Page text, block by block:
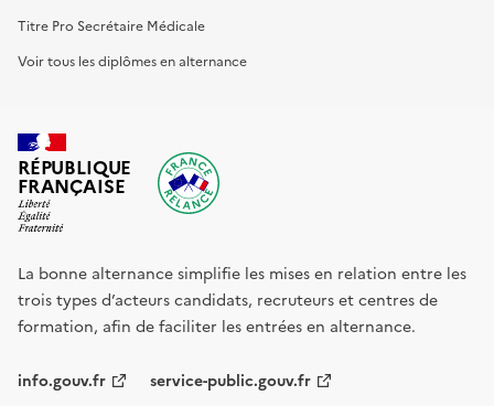
Titre Pro Secrétaire Médicale
Voir tous les diplômes en alternance
RÉPUBLIQUE
FRANÇAISE
La bonne alternance simplifie les mises en relation entre les
trois types d’acteurs candidats, recruteurs et centres de
formation, afin de faciliter les entrées en alternance.
info.gouv.fr service-public.gouv.fr